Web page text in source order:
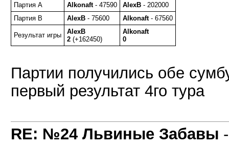
Партия A
Alkonaft- 47590 AlexB - 202000
Партия B
AlexB - 75600 Alkonaft- 67560
Результат игры
AlexB
2 (+162450)
Alkonaft
0
Партии получились обе
первый результат 4го тура
RE: №24 Львиные Забавы